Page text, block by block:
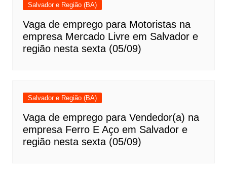
Salvador e Região (BA)
Vaga de emprego para Motoristas na
empresa Mercado Livre em Salvador e
região nesta sexta (05/09)
Salvador e Região (BA)
Vaga de emprego para Vendedor(a) na
empresa Ferro E Aço em Salvador e
região nesta sexta (05/09)